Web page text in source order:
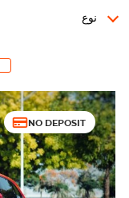
نوع
NO DEPOSIT